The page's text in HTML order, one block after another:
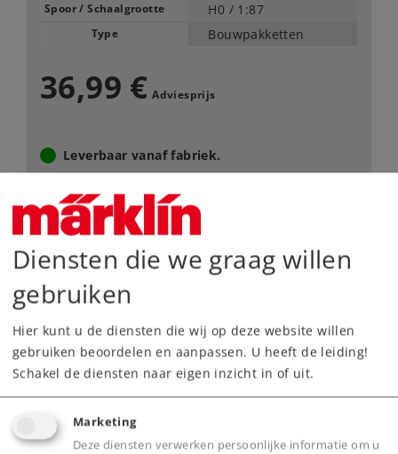
Spoor / Schaalgrootte H0 / 1:87
Type Bouwpakketten
36,99 € Adviesprijs
Leverbaar vanaf fabriek.
Webwinkel
Dealer zoeken
Downloads
Diensten die we graag willen
gebruiken
Hier kunt u de diensten die wij op deze website willen
gebruiken beoordelen en aanpassen. U heeft de leiding!
Schakel de diensten naar eigen inzicht in of uit.
Marketing
Deze diensten verwerken persoonlijke informatie om u